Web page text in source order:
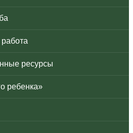
ресурсы
ребенка»